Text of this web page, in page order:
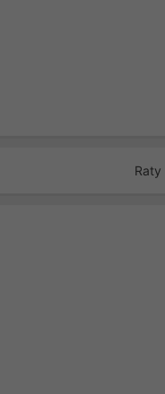
Raty